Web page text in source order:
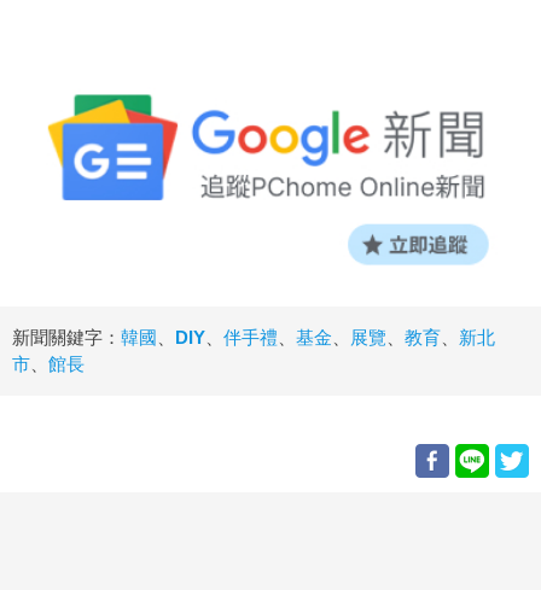
新聞關鍵字： 韓國 DIY 伴手禮 基金 展覽 教育
新北
市
館長